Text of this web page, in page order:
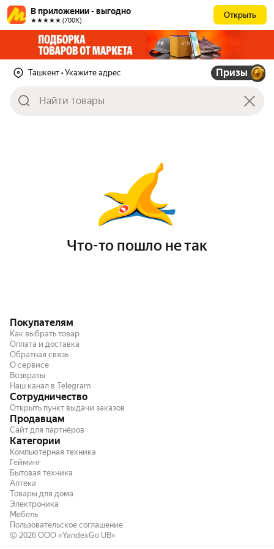
В приложении - выгодно
★★★★★ (700К)
Открыть
Ташкент • Укажите адрес Призы
Что-то пошло не так
Покупателям
Как выбрать товар
Оплата и доставка
Обратная связь
О сервисе
Возвраты
Наш канал в Telegram
Сотрудничество
Открыть пункт выдачи заказов
Продавцам
Сайт для партнёров
Категории
Компьютерная техника
Гейминг
Бытовая техника
Аптека
Товары для дома
Электроника
Мебель
Пользовательское соглашение
© 2026 ООО «YandexGo UB»